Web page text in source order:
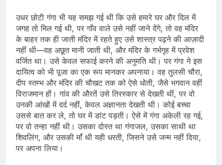
उधर छोटी गंगा भी यह समझ गई थी कि उसे हमारे घर और दिल में
जगह तो मिल गई थी, पर गाँव वाले उसे नहीं जाने देंगे, तो वह मंदिर
के बाहर तक ही जाती मंदिर में रहते हुए उसे शास्त्र पढ़ने की आज़ादी
नहीं थी—वह अछूत मानी जाती थी, और मंदिर के गर्भगृह में प्रवेश
वर्जित था। उसे केवल सफाई करने की अनुमति थी। पर गंगा ने इस
दायित्व को भी पूजा का एक रूप मानकर अपनाया। वह तुलसी चौरा,
दीप स्तम्भ और मंदिर की चौखट तक को ऐसे धोती, जैसे भगवान वहीं
विराजमान हों। गांव की औरतें उसे तिरस्कार से देखती थीं, पर वो
उनकी आंखों में दर्द नहीं, केवल अज्ञानता देखती थी। कोई बच्चा
उससे बात कर ले, तो घर में डांट पड़ती। ऐसे में गंगा अकेली रह गई,
पर वो तन्हा नहीं थी। उसका दोस्त था गंगाजल, उसका साथी था
शिवलिंग, और उसकी माँ थी यही धरती, जिसने उसे जन्म नहीं दिया,
पर अपना लिया।